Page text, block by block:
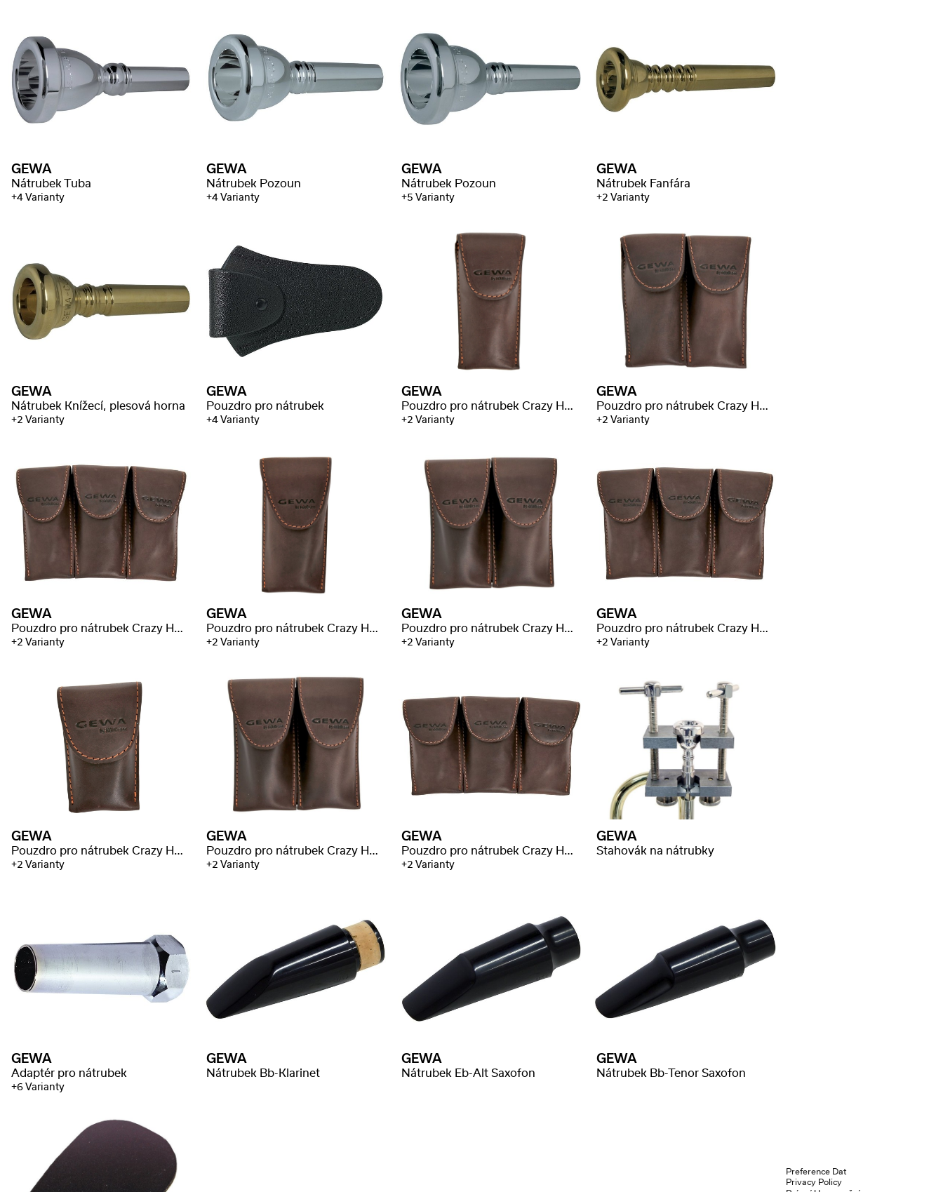
GEWA
Nátrubek Tuba
+4 Varianty
GEWA
Nátrubek Pozoun
+4 Varianty
GEWA
Nátrubek Pozoun
+5 Varianty
GEWA
Nátrubek Fanfára
+2 Varianty
GEWA
Nátrubek Knížecí, plesová horna
+2 Varianty
GEWA
Pouzdro pro nátrubek
+4 Varianty
GEWA
Pouzdro pro nátrubek Crazy Horse trumpeta
+2 Varianty
GEWA
Pouzdro pro nátrubek Crazy Horse trumpeta
+2 Varianty
GEWA
Pouzdro pro nátrubek Crazy Horse trumpeta
+2 Varianty
GEWA
Pouzdro pro nátrubek Crazy Horse pozoun
+2 Varianty
GEWA
Pouzdro pro nátrubek Crazy Horse pozoun
+2 Varianty
GEWA
Pouzdro pro nátrubek Crazy Horse pozoun
+2 Varianty
GEWA
Pouzdro pro nátrubek Crazy Horse lesní roh
+2 Varianty
GEWA
Pouzdro pro nátrubek Crazy Horse lesní roh
+2 Varianty
GEWA
Pouzdro pro nátrubek Crazy Horse lesní roh
+2 Varianty
GEWA
Stahovák na nátrubky
GEWA
Adaptér pro nátrubek
+6 Varianty
GEWA
Nátrubek Bb-Klarinet
GEWA
Nátrubek Eb-Alt Saxofon
GEWA
Nátrubek Bb-Tenor Saxofon
Preference Dat
Privacy Policy